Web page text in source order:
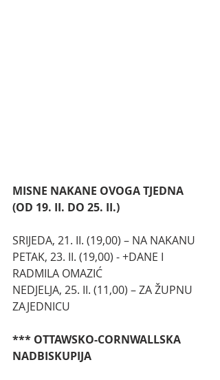
MISNE NAKANE OVOGA TJEDNA
(OD 19. II. DO 25. II.)
SRIJEDA, 21. II. (19,00) – NA NAKANU
PETAK, 23. II. (19,00) - +DANE I
RADMILA OMAZIĆ
NEDJELJA, 25. II. (11,00) – ZA ŽUPNU
ZAJEDNICU
*** OTTAWSKO-CORNWALLSKA
NADBISKUPIJA